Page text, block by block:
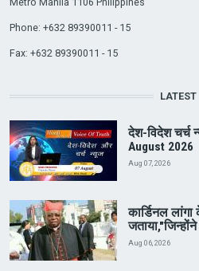
Phone: +632 89390011 - 15
Fax: +632 89390011 - 15
LATEST
देश-विदेश चर्च
August 2026
Aug 07, 2026
कार्डिनल
Aug 06, 2026